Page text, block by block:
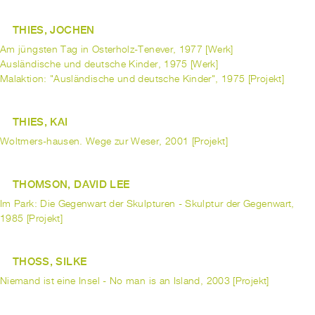
THIES, JOCHEN
Am jüngsten Tag in Osterholz-Tenever, 1977 [Werk]
Ausländische und deutsche Kinder, 1975 [Werk]
Malaktion: "Ausländische und deutsche Kinder", 1975 [Projekt]
THIES, KAI
Woltmers-hausen. Wege zur Weser, 2001 [Projekt]
THOMSON, DAVID LEE
Im Park: Die Gegenwart der Skulpturen - Skulptur der Gegenwart,
1985 [Projekt]
THOSS, SILKE
Niemand ist eine Insel - No man is an Island, 2003 [Projekt]